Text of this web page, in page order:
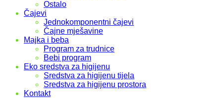
Ostalo
Čajevi
Jednokomponentni čajevi
Čajne mješavine
Majka i beba
Program za trudnice
Bebi program
Eko sredstva za higijenu
Sredstva za higijenu tijela
Sredstva za higijenu prostora
Kontakt